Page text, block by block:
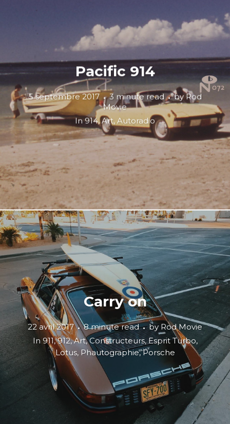
Pacific 914
5 septembre 2017 3 minute read byRod
Movie
In914,Art, Autoradio
Carry on
22 avril 2017 8 minute read byRod Movie
In 911,912,Art,Constructeurs,Esprit Turbo,
Lotus, Phautographie,Porsche